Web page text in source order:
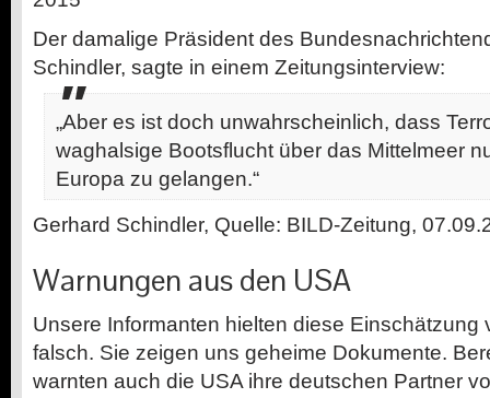
Der damalige Präsident des
Schindler, sagte in einem Zeitungsinterview:
„Aber es ist doch unwahrscheinlich, dass
waghalsige Bootsflucht über das Mittelmeer
Europa zu gelangen.“
Gerhard Schindler, Quelle: BILD-Zeitung,
Warnungen aus den USA
Unsere Informanten hielten diese Einschätzung
falsch. Sie zeigen uns geheime Dokumente.
warnten auch die USA ihre deutschen Partner